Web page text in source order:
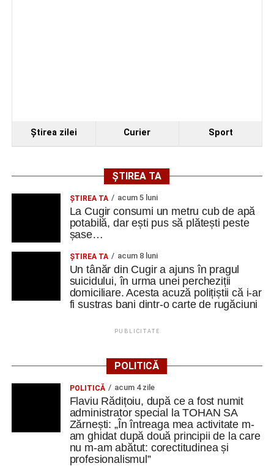
Ştirea zilei Curier Sport
ȘTIREA TA
ȘTIREA TA acum 5 luni
La Cugir consumi un metru cub de apă
potabilă, dar ești pus să plătești peste
șase…
ȘTIREA TA acum 8 luni
Un tânăr din Cugir a ajuns în pragul
suicidului, în urma unei percheziții
domiciliare. Acesta acuză polițiștii că i-ar
fi sustras bani dintr-o carte de rugăciuni
PUBLICITATE
POLITICĂ
POLITICĂ acum 4 zile
Flaviu Rădițoiu, după ce a fost numit
administrator special la TOHAN SA
Zărnești: „În întreaga mea activitate m-
am ghidat după două principii de la care
nu m-am abătut: corectitudinea și
profesionalismul”